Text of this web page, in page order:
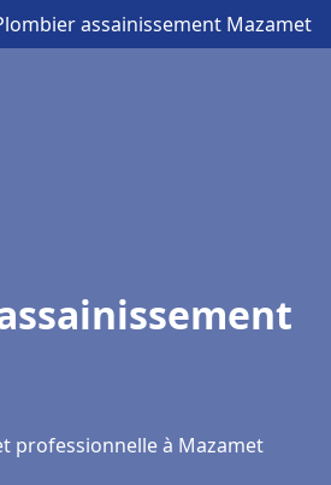
assainissement Mazamet
professionnelle à Mazamet